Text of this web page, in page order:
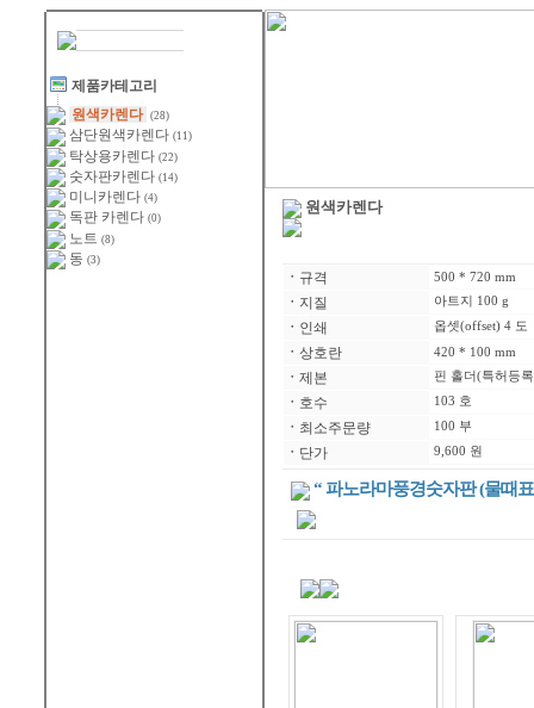
제품카테고리
원색카렌다 (28)
삼단원색카렌다 (11)
탁상용카렌다 (22)
숫자판카렌다 (14)
미니카렌다 (4)
독판 카렌다 (0)
노트 (8)
동 (3)
원색카렌다
ㆍ 규격 500 * 720 mm
ㆍ 지질 아트지 100 g
ㆍ 인쇄 옵셋(offset) 4 도
ㆍ 상호란 420 * 100 mm
ㆍ 제본 핀 홀더(특허등
ㆍ 호수 103 호
ㆍ 최소주문량 100 부
ㆍ 단가 9,600 원
“ 파노라마풍경숫자판 (물때